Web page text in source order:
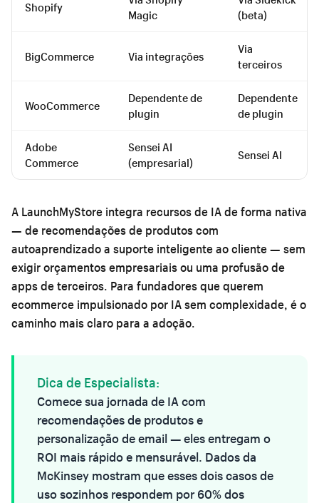
Shopify
Magic
(beta)
BigCommerce Via integrações
Via
terceiros
WooCommerce
Dependente de
plugin
Dependente
de plugin
Adobe
Commerce
Sensei AI
(empresarial)
Sensei AI
A LaunchMyStore integra recursos de IA de forma nativa
— de recomendações de produtos com
autoaprendizado a suporte inteligente ao cliente — sem
exigir orçamentos empresariais ou uma profusão de
apps de terceiros. Para fundadores que querem
ecommerce impulsionado por IA sem complexidade, é o
caminho mais claro para a adoção.
Dica de Especialista:
Comece sua jornada de IA com
recomendações de produtos e
personalização de email — eles entregam o
ROI mais rápido e mensurável. Dados da
McKinsey mostram que esses dois casos de
uso sozinhos respondem por 60% dos